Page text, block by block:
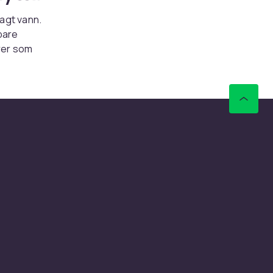
vann.
som